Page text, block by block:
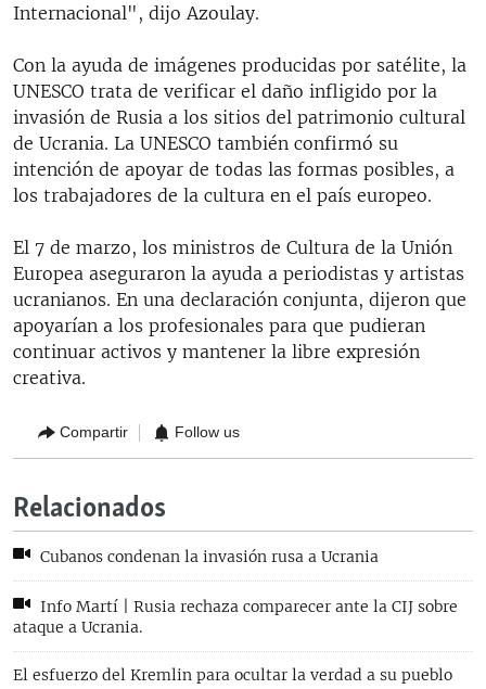
Internacional", dijo Azoulay.
Con la ayuda de imágenes producidas por satélite, la
UNESCO trata de verificar el daño infligido por la
invasión de Rusia a los sitios del patrimonio cultural
de Ucrania. La UNESCO también confirmó su
intención de apoyar de todas las formas posibles, a
los trabajadores de la cultura en el país europeo.
El 7 de marzo, los ministros de Cultura de la Unión
Europea aseguraron la ayuda a periodistas y artistas
ucranianos. En una declaración conjunta, dijeron que
apoyarían a los profesionales para que pudieran
continuar activos y mantener la libre expresión
creativa.
Compartir Follow us
Relacionados
Cubanos condenan la invasión rusa a Ucrania
Info Martí | Rusia rechaza comparecer ante la CIJ sobre
ataque a Ucrania.
El esfuerzo del Kremlin para ocultar la verdad a su pueblo